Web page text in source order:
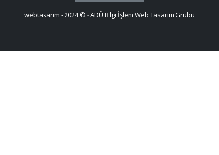
webtasarım - 2024 © - ADÜ Bilgi İşlem Web Tasarım Grubu